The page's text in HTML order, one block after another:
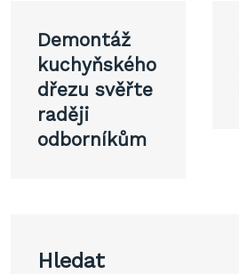
pro
příspěvek
Demontáž
kuchyňského
dřezu svěřte
raději
odborníkům
Hledat